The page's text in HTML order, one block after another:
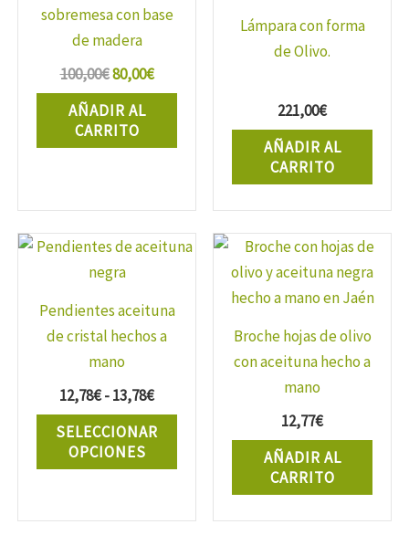
sobremesa con base
de madera
100,00€El
precio
original
era:
100,00€.
80,00€El
precio
80,00€.
AÑADIR AL
CARRITO
Lámpara con forma
de Olivo.
221,00€
AÑADIR AL
CARRITO
Pendientes aceituna
de cristal hechos a
mano
12,78€-13,78€Rango
de
precios:
12,78€
SELECCIONAR
OPCIONES
Este
producto
tiene
múltiples
variantes.
Broche hojas de olivo
con aceituna hecho a
mano
12,77€
AÑADIR AL
CARRITO